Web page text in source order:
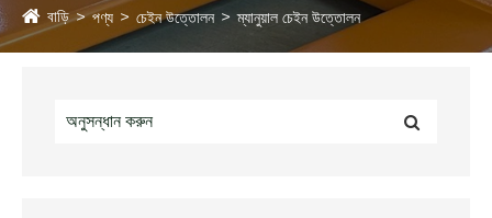
বাড়ি পণ্য চেইন উত্তোলন ম্যানুয়াল চেইন উত্তোলন